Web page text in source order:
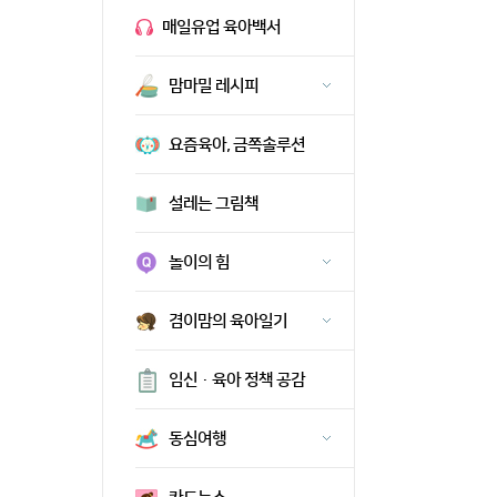
매일유업 육아백서
맘마밀 레시피
요즘육아, 금쪽솔루션
설레는 그림책
놀이의 힘
겸이맘의 육아일기
임신·육아 정책 공감
동심여행